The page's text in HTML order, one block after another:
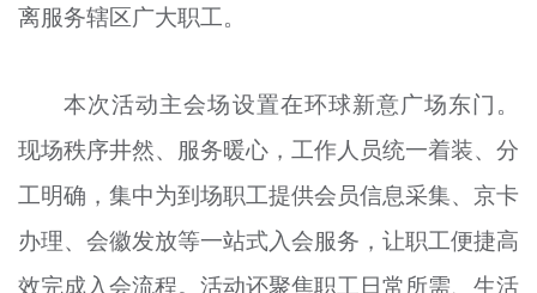
北京宣传文化引导基金
宣传思想文化人才
专题
资料库
+
离服务辖区广大职工。
本次活动主会场设置在环球新意广场东门。
现场秩序井然、服务暖心，工作人员统一着装、分
工明确，集中为到场职工提供会员信息采集、京卡
办理、会徽发放等一站式入会服务，让职工便捷高
效完成入会流程。活动还聚焦职工日常所需、生活